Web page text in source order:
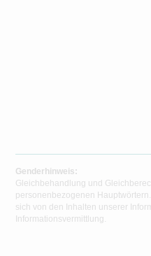
Genderhinweis:
Gleichbehandlung und
personenbezogenen
sich von den Inhalten unserer
Informationsvermittlung.